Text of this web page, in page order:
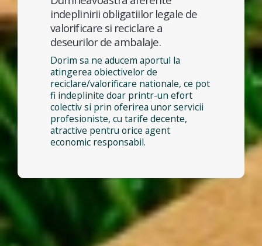
indeplinirii obligatiilor legale de
valorificare si reciclare a
deseurilor de ambalaje.
Dorim sa ne aducem aportul la
atingerea obiectivelor de
reciclare/valorificare nationale, ce pot
fi indeplinite doar printr-un efort
colectiv si prin oferirea unor servicii
profesioniste, cu tarife decente,
atractive pentru orice agent
economic responsabil.